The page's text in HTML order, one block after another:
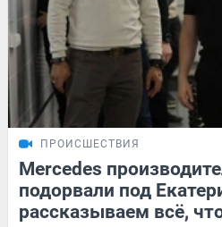
ПРОИСШЕСТВИЯ
Mercedes
подорвали под
рассказываем всё,